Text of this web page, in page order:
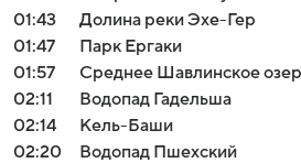
01:43
Долина реки Эхе-Гер
01:47
Парк Ергаки
01:57
Среднее Шавлинское
02:11
Водопад Гадельша
02:14
Кель-Баши
02:20
Водопад Пшехский